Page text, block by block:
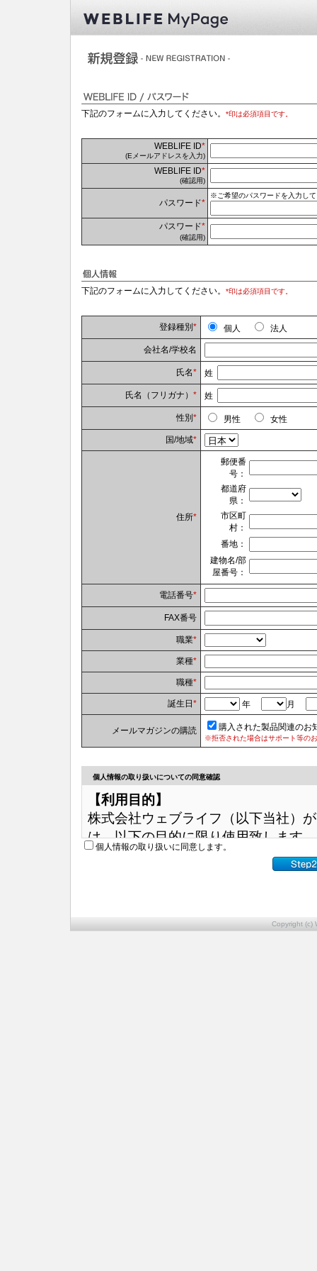
下記のフォームに入力してください。 *印は必須項目です。
WEBLIFE ID*
(Eメールアドレスを入力)
WEBLIFE ID*
(確認用)
パスワード*
※ご希望のパスワードを入力し
パスワード*
(確認用)
下記のフォームに入力してください。 *印は必須項目です。
登録種別 * 個人 法人
会社名/学校名
氏名* 姓
氏名（フリガナ） * 姓
性別 * 男性 女性
国/地域*
住所*
郵便番
号：
都道府
県：
市区町
村：
番地：
建物名/部
屋番号：
電話番号*
FAX番号
職業*
業種*
職種*
誕生日 * 年 月
メールマガジンの購読 購入された製品関連のお
※拒否された場合はサポート等の
個人情報の取り扱いについての同意確認
【利用目的】
株式会社ウェブライフ（以下当社）
は、以下の目的に限り使用致します。
（1）サポート提供のため（ダウン
（2）各種お問い合わせへのご対応の
（5）各種メールマガジン送信のため
個人情報の取り扱いに同意します。
Copyright (c)